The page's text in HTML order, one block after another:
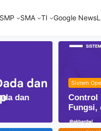
SMP SMA TI Google News
dan
Sistem
Control
Fungsi,